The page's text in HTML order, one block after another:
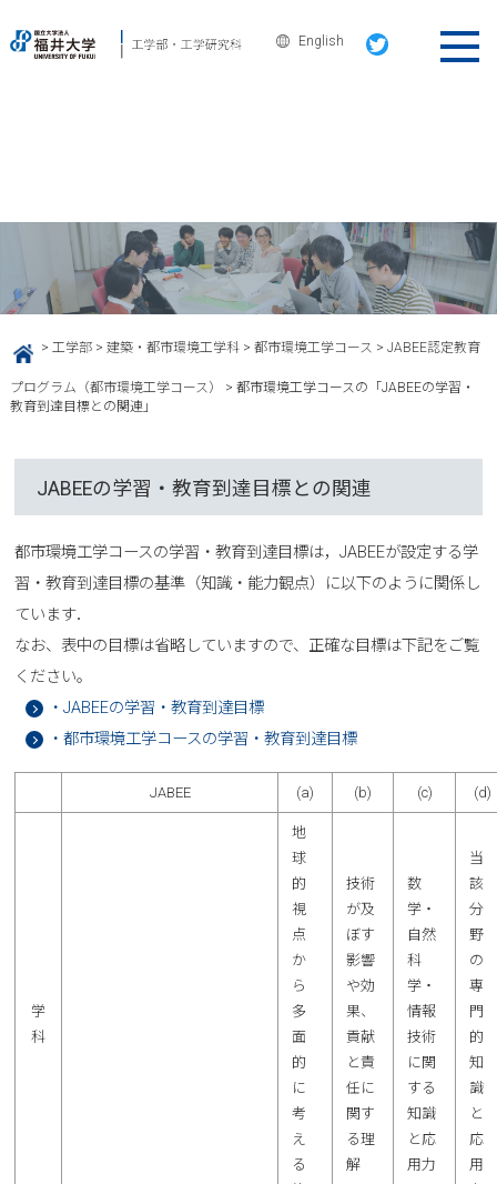
English
HOME > 工学部> 建築・都市環境工学科> 都市環境工学コース > JABEE認定教育
プログラム（都市環境工学コース） > 都市環境工学コースの「JABEEの学習・
教育到達目標との関連」
JABEEの学習・教育到達目標との関連
都市環境工学コースの学習・教育到達目標は，JABEEが設定する学
習・教育到達目標の基準（知識・能力観点）に以下のように関係し
ています．
なお、表中の目標は省略していますので、正確な目標は下記をご覧
ください。
・JABEEの学習・教育到達目標
・都市環境工学コースの学習・教育到達目標
JABEE (a) (b) (c) (d)
学
科
地
球
的
視
点
か
ら
多
面
的
に
考
え
る
技術
が及
ぼす
影響
や効
果、
貢献
と責
任に
関す
る理
解
数
学・
自然
科
学・
情報
技術
に関
する
知識
と応
用力
当
該
分
野
の
専
門
的
知
識
と
応
用